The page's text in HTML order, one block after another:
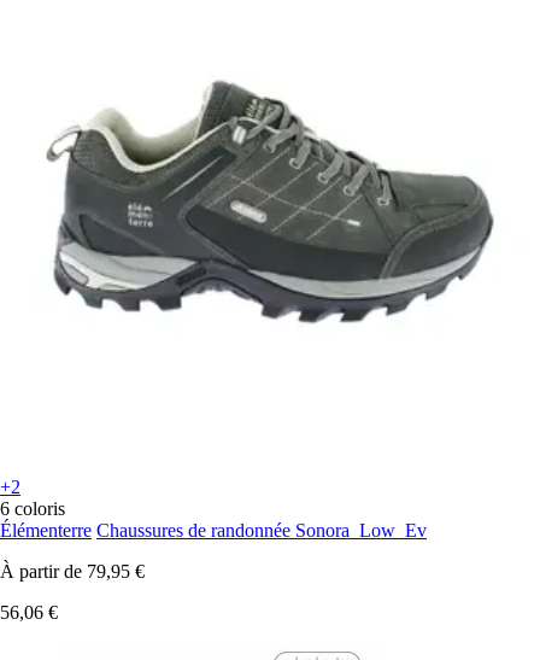
+2
6 coloris
Élémenterre Chaussures de randonnée Sonora_Low_Ev
À partir de 79,95 €
56,06 €